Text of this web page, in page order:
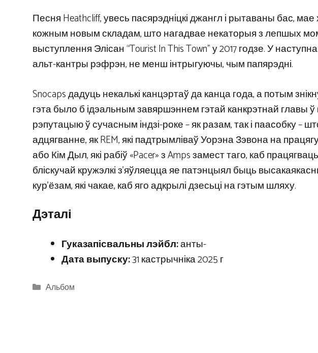
Песня Heathcliff, увесь пасярэдніцкі джангл і рытаваны бас, мае
кожным новым складам, што нагадвае некаторыя з лепшых
выступлення Элісан “Tourist In This Town” у 2017 годзе. У
альт-кантры рэфрэн, не менш інтрыгуючы, чым папярэдні.
Snocaps дадуць некалькі канцэртаў да канца года, а потым
гэта было б ідэальным завяршэннем гэтай канкрэтнай главы ў
рэпутацыю ў сучасным індзі-роке – як разам, так і паасобку –
адцягванне, як REM, які падтрымліваў Уорэна Зэвона на
або Кім Дыл, які рабіў «Pacer» з Amps замест таго, каб
бліскучай кружэлкі з’яўляецца яе патэнцыял быць
кур’ёзам, які чакае, каб яго адкрылі дзесьці на гэтым шляху.
Дэталі
Гуказапісвальны лэйбл:анты-
Дата выпуску:31 кастрычніка 2025 г
Categories
Альбом